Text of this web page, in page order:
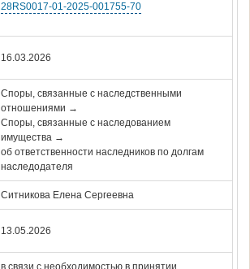
28RS0017-01-2025-001755-70
16.03.2026
Споры, связанные с наследственными
отношениями →
Споры, связанные с наследованием
имущества →
об ответственности наследников по долгам
наследодателя
Ситникова Елена Сергеевна
13.05.2026